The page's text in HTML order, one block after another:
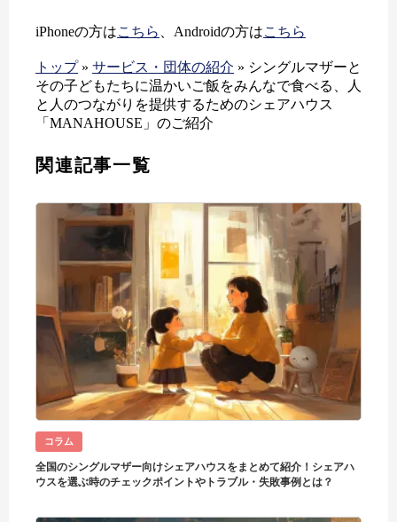
iPhoneの方はこちら 、Androidの方はこちら
トップ » サービス・団体の紹介 » シングルマザーと
その子どもたちに温かいご飯をみんなで食べる、人
と人のつながりを提供するためのシェアハウス
「MANAHOUSE」のご紹介
関連記事一覧
コラム
全国のシングルマザー向けシェアハウスをまとめて紹介！シェアハ
ウスを選ぶ時のチェックポイントやトラブル・失敗事例とは？